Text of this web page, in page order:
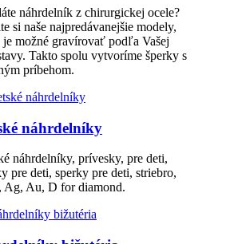
náhrdelník z chirurgickej ocele?
si naše najpredávanejšie modely,
je možné gravírovať podľa Vašej
Takto spolu vytvoríme šperky s
príbehom.
náhrdelníky
náhrdelníky, prívesky, pre deti,
pre deti, sperky pre deti, striebro,
Ag, Au, D for diamond.